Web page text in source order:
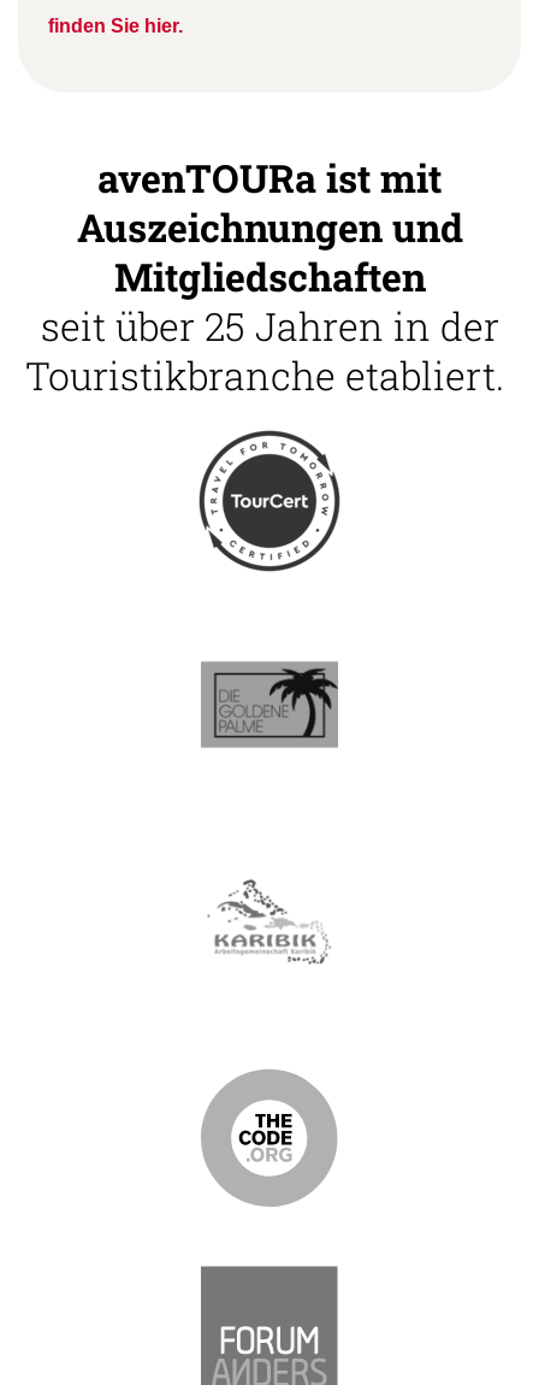
finden Sie hier.
avenTOURa ist mit
Auszeichnungen und
Mitgliedschaften
seit über 25 Jahren in der
Touristikbranche etabliert.